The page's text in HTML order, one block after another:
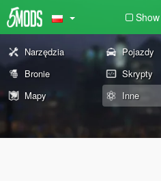
Narzędzia Pojazdy
Bronie
Skrypty
Mapy
Inne